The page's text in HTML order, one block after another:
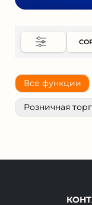
Все функции
Розничная